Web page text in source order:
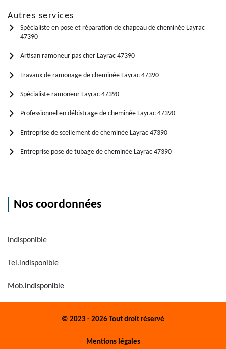
Autres services
Spécialiste en pose et réparation de chapeau de cheminée Layrac
47390
Artisan ramoneur pas cher Layrac 47390
Travaux de ramonage de cheminée Layrac 47390
Spécialiste ramoneur Layrac 47390
Professionnel en débistrage de cheminée Layrac 47390
Entreprise de scellement de cheminée Layrac 47390
Entreprise pose de tubage de cheminée Layrac 47390
Nos coordonnées
indisponible
Tel.indisponible
Mob.indisponible
© 2023 - 2026 Tout droit réservé
Mentions légales